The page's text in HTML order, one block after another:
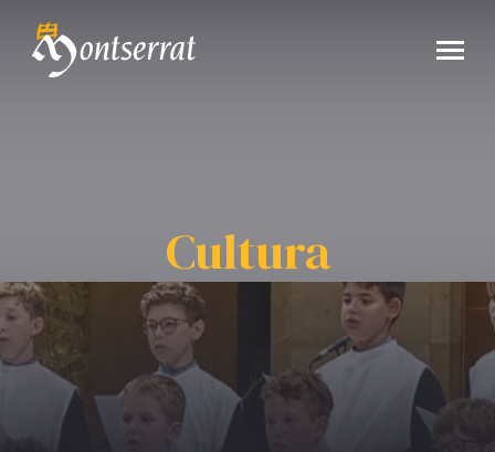
Cultura